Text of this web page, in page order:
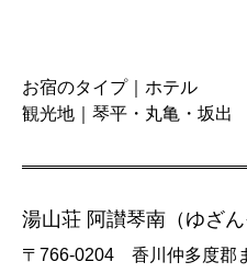
お宿のタイプ｜ホテル
観光地｜琴平・丸亀・坂出
湯山荘 阿讃琴南（ゆざ
〒766-0204 香川仲多度郡